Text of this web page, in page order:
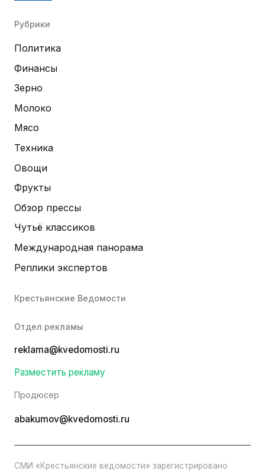
Рубрики
Политика
Финансы
Зерно
Молоко
Мясо
Техника
Овощи
Фрукты
Обзор прессы
Чутьё классиков
Международная панорама
Реплики экспертов
Крестьянские Ведомости
Отдел рекламы
reklama@kvedomosti.ru
Разместить рекламу
Продюсер
abakumov@kvedomosti.ru
СМИ «Крестьянские ведомости» зарегистрировано